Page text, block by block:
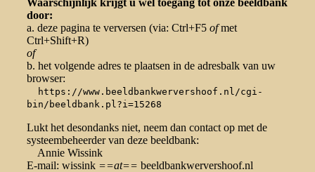
door:
a. deze pagina te verversen (via: Ctrl+F5 ofmet
Ctrl+Shift+R)
of
b. het volgende adres te plaatsen in de adresbalk van uw
browser:
https://www.beeldbankwervershoof.nl/cgi-
bin/beeldbank.pl?i=15268
Lukt het desondanks niet, neem dan contact op met de
systeembeheerder van deze beeldbank:
Annie Wissink
E-mail: wissink ==at== beeldbankwervershoof.nl